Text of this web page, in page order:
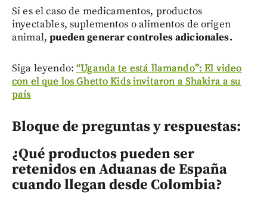
Si es el caso de medicamentos, productos
inyectables, suplementos o alimentos de origen
animal,pueden generar controles adicionales.
Siga leyendo:“Uganda te está llamando”: El video
con el que los Ghetto Kids invitaron a Shakira a su
país
Bloque de preguntas y respuestas:
¿Qué productos pueden ser
retenidos en Aduanas de España
cuando llegan desde Colombia?